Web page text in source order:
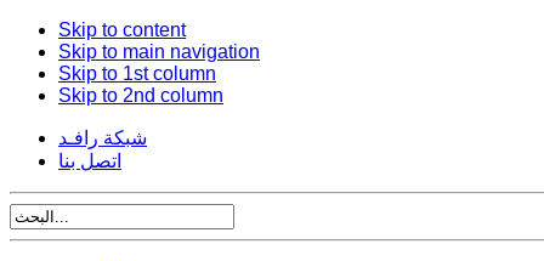
Skip to content
Skip to main navigation
Skip to 1st column
Skip to 2nd column
شبكة رافـد
اتصل بنا